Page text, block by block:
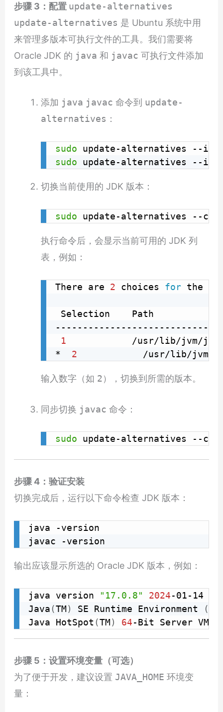
步骤 3：配置 update-alternatives
update-alternatives 是 Ubuntu 系统中用
来管理多版本可执行文件的工具。我们需要将
Oracle JDK 的 java 和 javac 可执行文件添加
到该工具中。
添加 java javac 命令到 update-
alternatives ：
sudo update-alternatives --
sudo update-alternatives --
切换当前使用的 JDK 版本：
sudo update-alternatives --
执行命令后，会显示当前可用的 JDK 列
表，例如：
There are 2 choices for the
Selection    Path
1
/usr/lib/jvm/
* 2
/usr/
输入数字（如 2），切换到所需的版本。
同步切换 javac 命令：
sudo update-alternatives --
步骤 4：验证安装
切换完成后，运行以下命令检查 JDK 版本：
java -version
javac -version
输出应该显示所选的 Oracle JDK 版本，例如：
java version "17.0.8" 2024-01-14
Java(TM) SE Runtime Environment (
Java HotSpot (TM) 64-Bit Server VM
步骤 5：设置环境变量（可选）
为了便于开发，建议设置 JAVA_HOME 环境变
量：